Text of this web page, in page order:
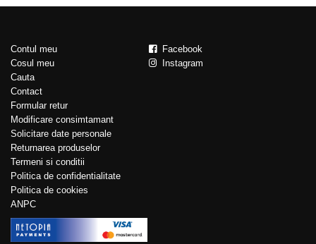
Contul meu
Cosul meu
Cauta
Contact
Formular retur
Modificare consimtamant
Solicitare date personale
Returnarea produselor
Termeni si conditii
Politica de confidentialitate
Politica de cookies
ANPC
Facebook
Instagram